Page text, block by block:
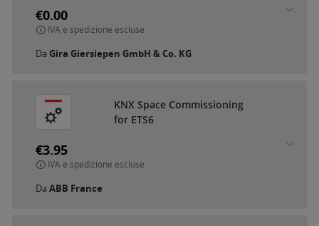
€0.00
IVA e spedizione escluse
Da Gira Giersiepen GmbH & Co. KG
KNX Space Commissioning
for ETS6
€3.95
IVA e spedizione escluse
Da ABB France